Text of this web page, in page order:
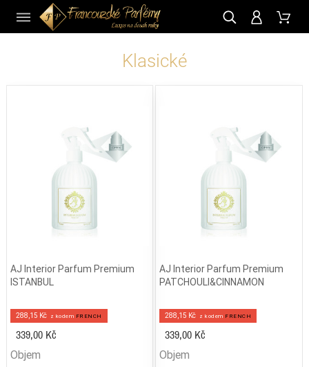
Klasické
AJ Interior Parfum Premium
ISTANBUL
288,15 Kč z kodem FRENCH
339,00 Kč
Objem
AJ Interior Parfum Premium
PATCHOULI&CINNAMON
288,15 Kč z kodem FRENCH
339,00 Kč
Objem
CZ